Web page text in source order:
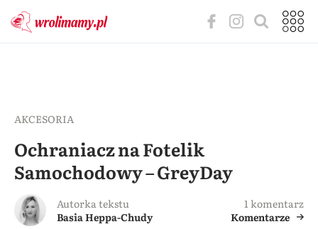
AKCESORIA
Ochraniacz na Fotelik
Samochodowy – GreyDay
Autorka tekstu
Basia Heppa-Chudy
1 komentarz
Komentarze